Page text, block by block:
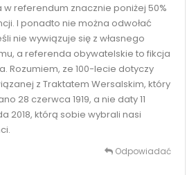
w referendum znacznie poniżej 50%
I ponadto nie można odwołać
nie wywiązuje się z własnego
a referenda obywatelskie to fikcja
Rozumiem, ze 100-lecie dotyczy
z Traktatem Wersalskim, który
28 czerwca 1919, a nie daty 11
2018, którą sobie wybrali nasi
Odpowiadać